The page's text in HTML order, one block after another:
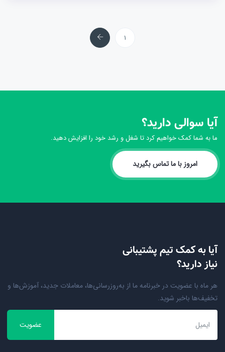
1 بعد
آیا سوالی دارید؟
ما به شما کمک خواهیم کرد تا شغل و رشد خود را افزایش دهید.
امروز با ما تماس بگیرید
آیا به کمک تیم پشتیبانی
نیاز دارید؟
هر ماه با عضویت در خبرنامه ما از به‌روزرسانی‌ها، معاملات جدید، آموزش‌ها و
تخفیف‌ها باخبر شوید.
عضویت